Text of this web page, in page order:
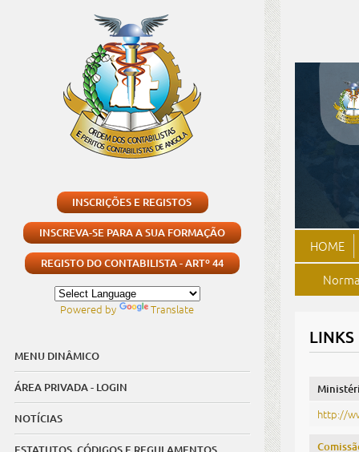
INSCRIÇÕES E REGISTOS
INSCREVA-SE PARA A SUA FORMAÇÃO
REGISTO DO CONTABILISTA - ARTº 44
Powered by Translate
MENU DINÂMICO
ÁREA PRIVADA - LOGIN
NOTÍCIAS
HOME
LINKS
http://